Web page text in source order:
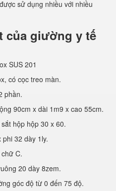
sử dụng nhiều với nhiều
của giường y tế
SUS 201
có cọc treo màn.
phần.
90cm x dài 1m9 x cao 55cm.
hộp hộp 30 x 60.
32 dày 1ly.
C.
20 dày 8zem.
góc độ từ 0 đến 75 độ.